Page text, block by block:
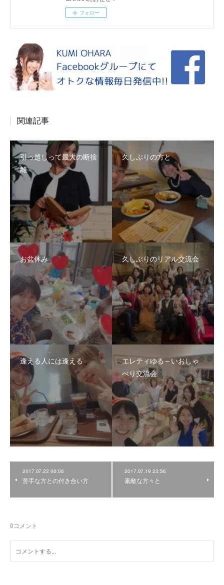
フォロー
関連記事
引っ越しって最大の断捨
離
久しぶりの方と
お盆休み 久しぶりのリアル交流会
逢える人には逢える
エレティゆる～いおしゃ
べり交流会
2017.07.22 00:06
苦手な方との付き合い方
2017.07.19 23:56
素敵な方々と
0コメント